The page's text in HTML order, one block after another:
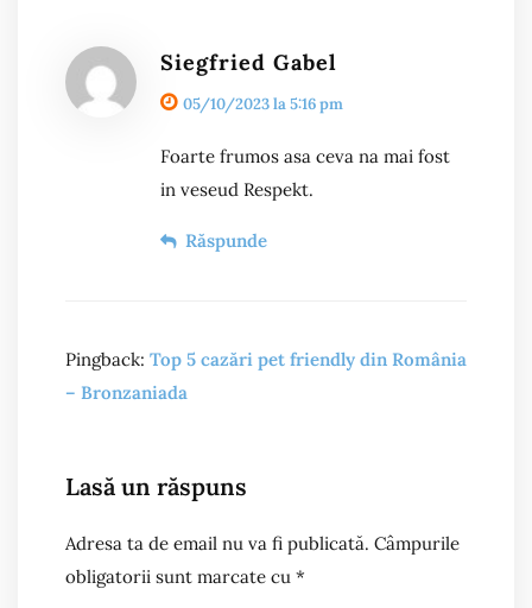
Siegfried Gabel
05/10/2023 la 5:16 pm
Foarte frumos asa ceva na mai fost
in veseud Respekt.
Răspunde
Pingback: Top 5 cazări pet friendly din România
– Bronzaniada
Lasă un răspuns
Adresa ta de email nu va fi publicată. Câmpurile
obligatorii sunt marcate cu *